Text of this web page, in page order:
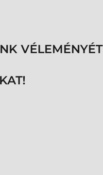
VÉLEMÉNYÉT